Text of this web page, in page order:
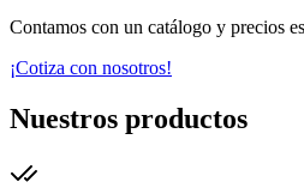
Contamos con un catálogo y precios
¡Cotiza con nosotros!
Nuestros productos